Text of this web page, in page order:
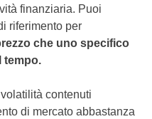
finanziaria. Puoi
riferimento per
che uno specifico
tempo.
contenuti
di mercato abbastanza